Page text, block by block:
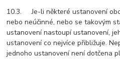
10.3. Je-li některé ustanovení
nebo neúčinné, nebo se takovým
ustanovení nastoupí ustanovení,
ustanovení co nejvíce přibližuje.
jednoho ustanovení není dotčena